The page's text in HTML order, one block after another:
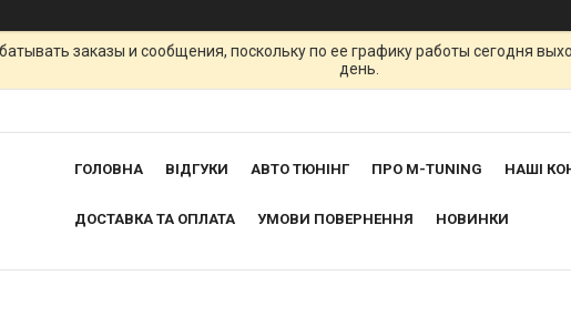
заказы и сообщения, поскольку по ее графику работы сегодня
день.
ГОЛОВНА ВІДГУКИ АВТО ТЮНІНГ ПРО M-TUNING НАШІ
ДОСТАВКА ТА ОПЛАТА УМОВИ ПОВЕРНЕННЯ НОВИНКИ